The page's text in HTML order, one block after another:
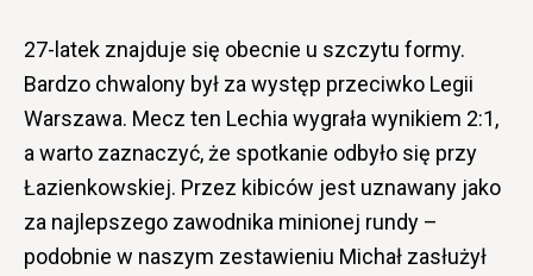
27-latek znajduje się obecnie u szczytu formy.
Bardzo chwalony był za występ przeciwko Legii
Warszawa. Mecz ten Lechia wygrała wynikiem 2:1,
a warto zaznaczyć, że spotkanie odbyło się przy
Łazienkowskiej. Przez kibiców jest uznawany jako
za najlepszego zawodnika minionej rundy –
podobnie w naszym zestawieniu Michał zasłużył